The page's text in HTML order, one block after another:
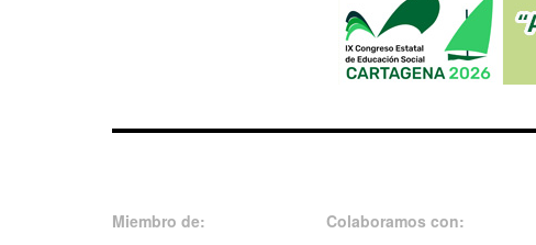
Miembro de: Colaboramos con: